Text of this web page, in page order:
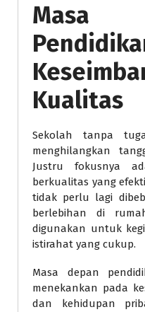
Kualitas
Sekolah tanpa
menghilangkan
Justru fokusnya
berkualitas yang
tidak perlu lagi
berlebihan di
digunakan untuk
istirahat yang cukup.
Masa depan
menekankan pada
dan kehidupan